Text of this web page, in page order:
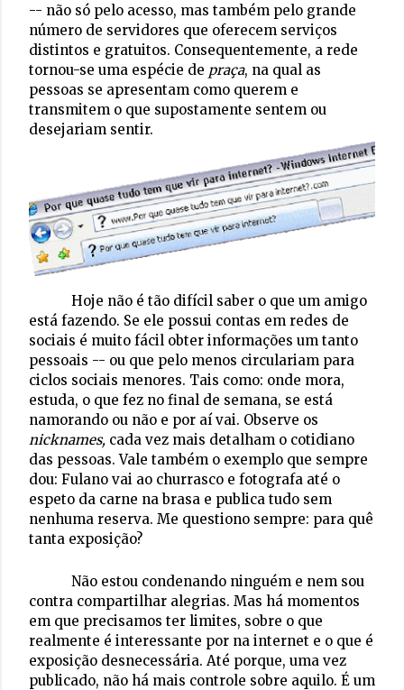
-- não só pelo acesso, mas também pelo grande
número de servidores que oferecem serviços
distintos e gratuitos. Consequentemente, a rede
tornou-se uma espécie de praça, na qual as
pessoas se apresentam como querem e
transmitem o que supostamente sentem ou
desejariam sentir.
Hoje não é tão difícil saber o que um amigo
está fazendo. Se ele possui contas em redes de
sociais é muito fácil obter informações um tanto
pessoais -- ou que pelo menos circulariam para
ciclos sociais menores. Tais como: onde mora,
estuda, o que fez no final de semana, se está
namorando ou não e por aí vai. Observe os
nicknames, cada vez mais detalham o cotidiano
das pessoas. Vale também o exemplo que sempre
dou: Fulano vai ao churrasco e fotografa até o
espeto da carne na brasa e publica tudo sem
nenhuma reserva. Me questiono sempre: para quê
tanta exposição?
Não estou condenando ninguém e nem sou
contra compartilhar alegrias. Mas há momentos
em que precisamos ter limites, sobre o que
realmente é interessante por na internet e o que é
exposição desnecessária. Até porque, uma vez
publicado, não há mais controle sobre aquilo. É um